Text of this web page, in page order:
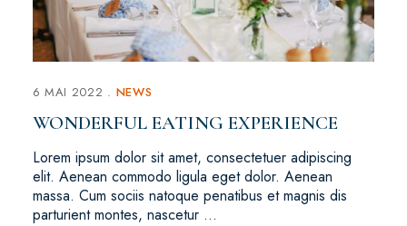
6 MAI 2022 NEWS
WONDERFUL EATING EXPERIENCE
Lorem ipsum dolor sit amet, consectetuer adipiscing
elit. Aenean commodo ligula eget dolor. Aenean
massa. Cum sociis natoque penatibus et magnis dis
parturient montes, nascetur …